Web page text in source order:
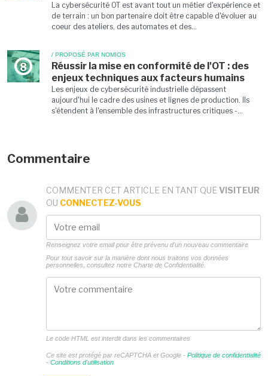
La cybersécurité OT est avant tout un métier d'expérience et
de terrain : un bon partenaire doit être capable d'évoluer au
coeur des ateliers, des automates et des...
8
/ PROPOSÉ PAR NOMIOS
Réussir la mise en conformité de l'OT : des
enjeux techniques aux facteurs humains
Les enjeux de cybersécurité industrielle dépassent
aujourd'hui le cadre des usines et lignes de production. Ils
s'étendent à l'ensemble des infrastructures critiques -...
Commentaire
COMMENTER CET ARTICLE EN TANT QUE VISITEUR
OU CONNECTEZ-VOUS
Renseignez votre email pour être prévenu d'un nouveau commentaire
Pour tout savoir sur la manière dont nous traitons vos données
personnelles, consultez notre Charte de Confidentialité.
Le code HTML est interdit dans les commentaires
Ce site est protégé par reCAPTCHA et Google - Politique de confidentialité
- Conditions d'utilisation